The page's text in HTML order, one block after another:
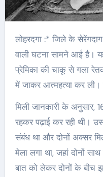
लोहरदगा :* जिले के सेरेंगदाग थाना क्षेत्र से एक दिल दहला देने
वाली घटना सामने आई है।
प्रेमिका की चाकू से गला
में जाकर आत्महत्या कर
मिली जानकारी के अनुसार,
रहकर पढ़ाई कर रही थी।
संबंध था और दोनों अक्सर
मेला लगा था, जहां दोनों
बात को लेकर दोनों के बीच